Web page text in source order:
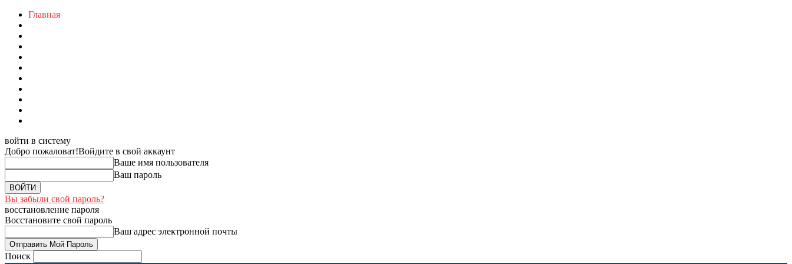
Главная
войти в систему
Добро пожаловат!Войдите в свой аккаунт
Ваше имя пользователя
Ваш пароль
Вы забыли свой пароль?
восстановление пароля
Восстановите свой пароль
Ваш адрес электронной почты
Поиск